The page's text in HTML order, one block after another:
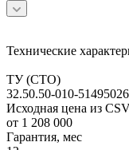
Технические
ТУ (СТО)
32.50.50-010-
Исходная цена из
от 1 208 000
Гарантия, мес